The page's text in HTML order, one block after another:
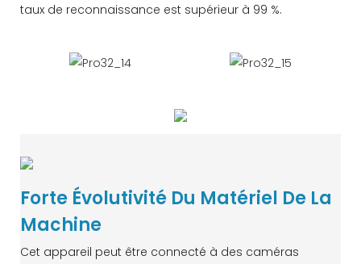
taux de reconnaissance est supérieur à 99 %.
Forte Évolutivité Du Matériel De La
Machine
Cet appareil peut être connecté à des caméras